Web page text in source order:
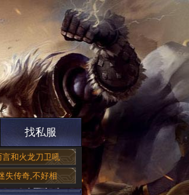
找私服
言和火龙刀卫吼
失传奇,不好相